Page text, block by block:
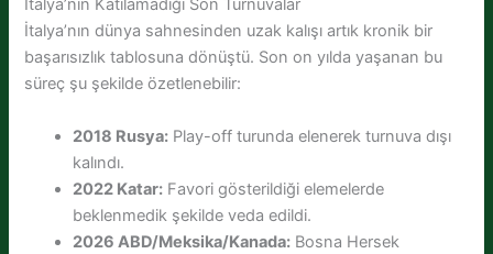
İtalya’nın Katılamadığı Son Turnuvalar
İtalya’nın dünya sahnesinden uzak kalışı artık kronik bir
başarısızlık tablosuna dönüştü. Son on yılda yaşanan bu
süreç şu şekilde özetlenebilir:
2018 Rusya: Play-off turunda elenerek turnuva dışı
kalındı.
2022 Katar: Favori gösterildiği elemelerde
beklenmedik şekilde veda edildi.
2026 ABD/Meksika/Kanada: Bosna Hersek